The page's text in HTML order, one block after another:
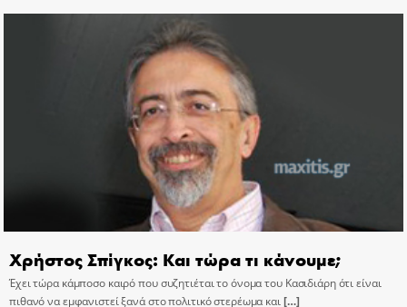
Χρήστος Σπίγκος: Και τώρα τι κάνουμε;
Έχει τώρα κάμποσο καιρό που συζητιέται το όνομα του Κασιδιάρη ότι είναι
πιθανό να εμφανιστεί ξανά στο πολιτικό στερέωμα και[…]